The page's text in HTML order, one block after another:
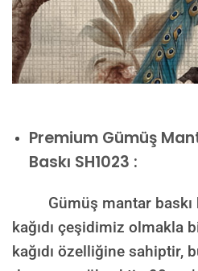
Premium Gümüş
Baskı SH1023 :
Gümüş mantar baskı
kağıdı çeşidimiz olmakla
kağıdı özelliğine sahiptir,